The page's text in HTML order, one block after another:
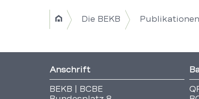
Breadcrumb
|
Title
Home
Die BEKB
Fusszeile
Anschrift
BEKB | BCBE